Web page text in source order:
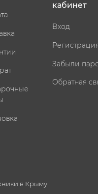
кабинет
Вход
Забыли
Обратная
в Крыму